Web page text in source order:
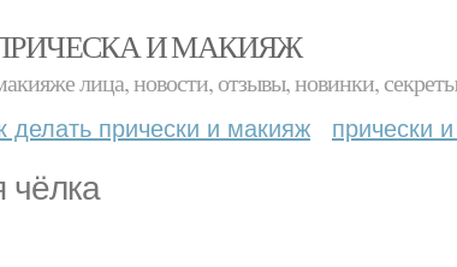
И МАКИЯЖ
лица, новости, отзывы, новинки,
делать прически и макияж прически
чёлка